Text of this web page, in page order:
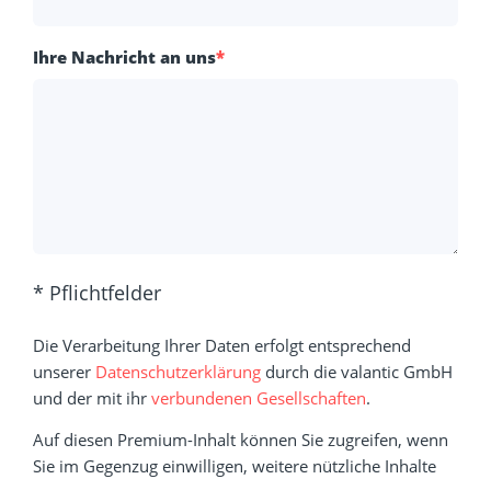
Ihre Nachricht an uns*
* Pflichtfelder
Die Verarbeitung Ihrer Daten erfolgt entsprechend
unserer Datenschutzerklärung durch die valantic GmbH
und der mit ihr verbundenen Gesellschaften.
Auf diesen Premium-Inhalt können Sie zugreifen, wenn
Sie im Gegenzug einwilligen, weitere nützliche Inhalte